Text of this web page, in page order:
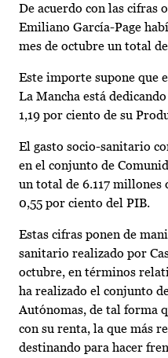
De acuerdo con las cifras
Emiliano García-Page
mes de octubre un total
Este importe supone que
La Mancha está
1,19 por ciento de su
El gasto socio-sanitario
en el conjunto de
un total de 6.117 millones
0,55 por ciento del PIB.
Estas cifras ponen de
sanitario realizado por
octubre, en términos
ha realizado el conjunto
Autónomas, de tal forma
con su renta, la que más
destinando para hacer